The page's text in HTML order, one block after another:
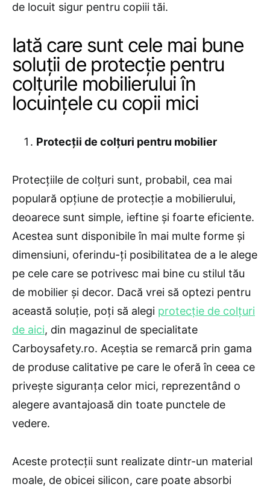
de locuit sigur pentru copiii tăi.
Iată care sunt cele mai bune
soluții de protecție pentru
colțurile mobilierului în
locuințele cu copii mici
Protecții de colțuri pentru mobilier
Protecțiile de colțuri sunt, probabil, cea mai
populară opțiune de protecție a mobilierului,
deoarece sunt simple, ieftine și foarte eficiente.
Acestea sunt disponibile în mai multe forme și
dimensiuni, oferindu-ți posibilitatea de a le alege
pe cele care se potrivesc mai bine cu stilul tău
de mobilier și decor. Dacă vrei să optezi pentru
această soluție, poți să alegi protecție de colțuri
de aici, din magazinul de specialitate
Carboysafety.ro. Aceștia se remarcă prin gama
de produse calitative pe care le oferă în ceea ce
privește siguranța celor mici, reprezentând o
alegere avantajoasă din toate punctele de
vedere.
Aceste protecții sunt realizate dintr-un material
moale, de obicei silicon, care poate absorbi